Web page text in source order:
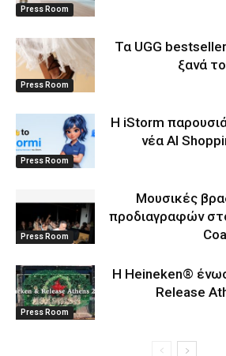
Press Room
Press Room
Τα UGG
ξανά
Press Room
Η iStorm
νέα AI
Press Room
Μουσικές
προδιαγραφών
Press Room
Η Heineken®
Release